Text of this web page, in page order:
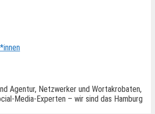
Agentur, Netzwerker und Wortakrobaten,
Media-Experten – wir sind das Hamburg